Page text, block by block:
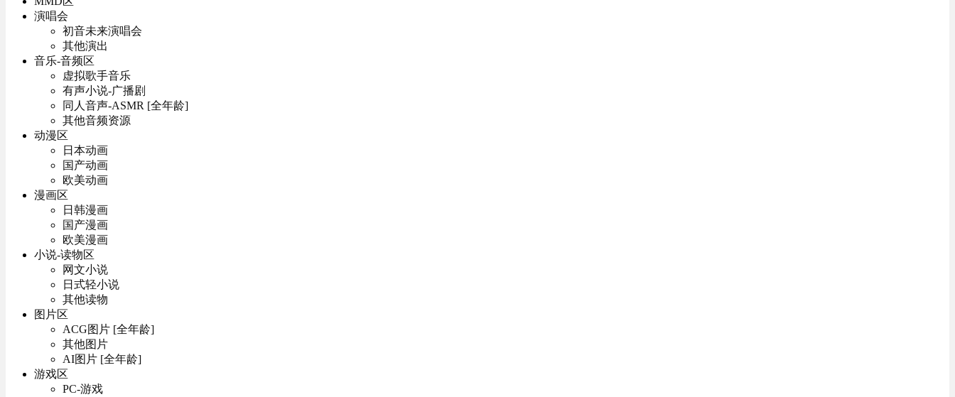
演唱会
初音未来演唱会
其他演出
音乐-音频区
虚拟歌手音乐
有声小说-广播剧
同人音声-ASMR [全年龄]
其他音频资源
动漫区
日本动画
国产动画
欧美动画
漫画区
日韩漫画
国产漫画
欧美漫画
小说-读物区
网文小说
日式轻小说
其他读物
图片区
ACG图片 [全年龄]
其他图片
AI图片 [全年龄]
游戏区
PC-游戏